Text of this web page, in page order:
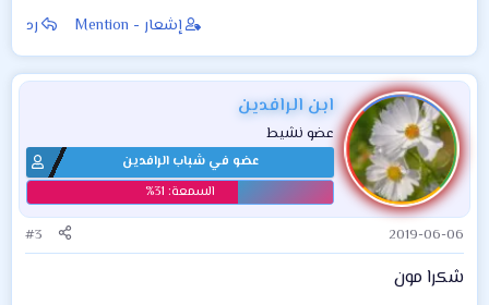
إشعار - Mention رد
ابن الرافدين
عضو نشيط
عضو في شباب الرافدين
2019-06-06
#3
شكرا مون